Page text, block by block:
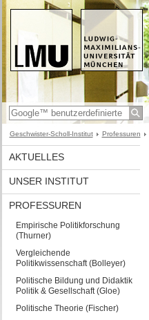
Geschwister-Scholl-Institut Professuren
AKTUELLES
UNSER INSTITUT
PROFESSUREN
Empirische Politikforschung
(Thurner)
Vergleichende
Politikwissenschaft (Bolleyer)
Politische Bildung und Didaktik
Politik & Gesellschaft (Gloe)
Politische Theorie (Fischer)